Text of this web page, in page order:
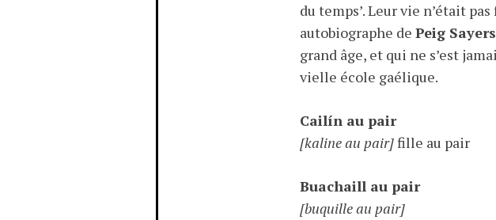
du temps’. Leur vie n’était
autobiographe de Peig Sayers
grand âge, et qui ne s’est
vielle école gaélique.
Cailín au pair
[kaline au pair]fille au pair
Buachaill au pair
[buquille au pair]